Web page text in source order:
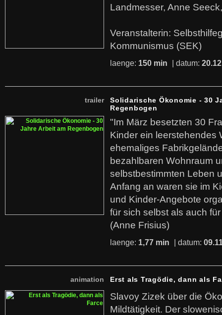
Landmesser, Anne
Veranstalterin:
Kommunismus (SEK)
laenge: 150 min | datum:
trailer
Solidarische Ökonomie - 30
Regenbogen
"Im März besetzten 30
Kinder ein leerstehendes
ehemaliges
bezahlbaren Wohnraum
selbstbestimmten Leben
Anfang an waren sie im
und Kinder-Angebote
für sich selbst als auch
(Anne Frisius)
laenge: 1,77 min | datum:
animation Erst als Tragödie, dann als
Slavoy Zizek über die
Mildtätigkeit. Der